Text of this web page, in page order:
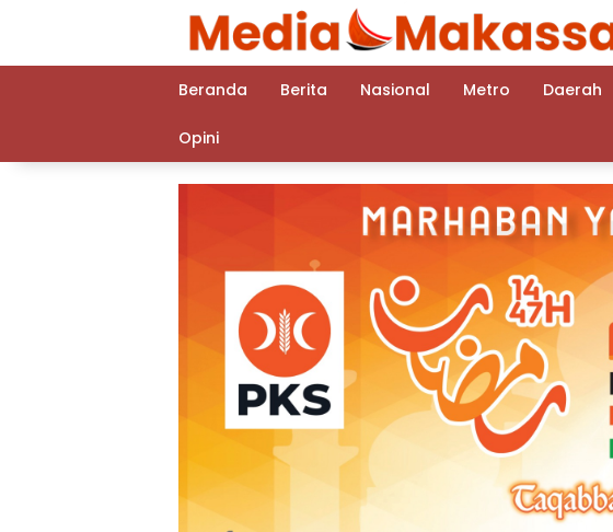
Beranda
Berita Nasional Metro Daerah
Opini